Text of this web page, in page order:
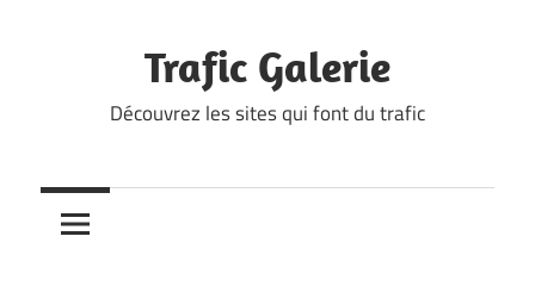
Trafic Galerie
Découvrez les sites qui font du trafic